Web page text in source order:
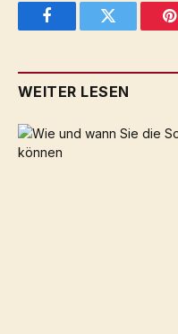
FacebookTwitter
WEITER LESEN